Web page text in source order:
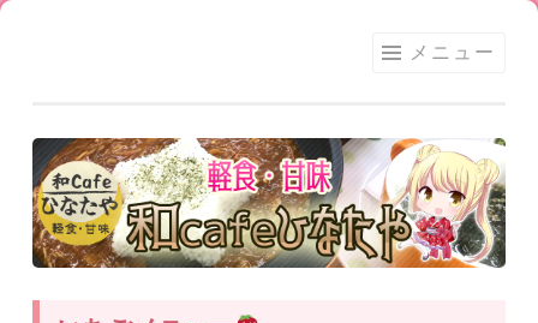
ン
ツ
へ
ス
キ
ッ
ひな
たや
メニュー